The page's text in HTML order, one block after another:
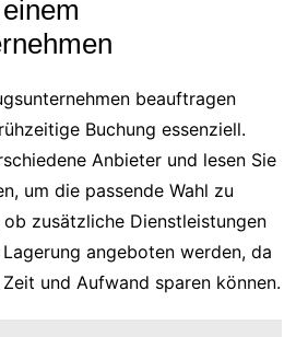
beauftragen
Buchung essenziell.
Anbieter und lesen Sie
um die passende Wahl zu
zusätzliche Dienstleistungen
angeboten werden, da
und Aufwand sparen können.